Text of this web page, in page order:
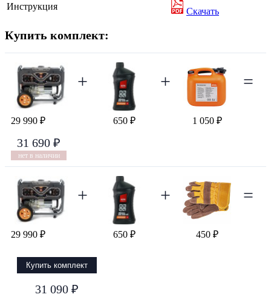
Инструкция Скачать
Купить комплект:
29 990 ₽
+
650 ₽
+
1 050 ₽
=
31 690 ₽
нет в наличии
29 990 ₽
+
650 ₽
+
450 ₽
=
Купить комплект
31 090 ₽